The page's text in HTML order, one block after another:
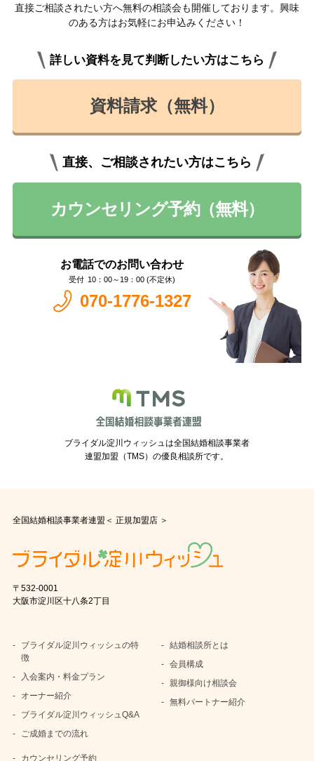
直接ご相談されたい方へ無料の相談会も開催しております。興味
のある方はお気軽にお申込みください！
詳しい資料を見て判断したい方はこちら
資料請求（無料）
直接、ご相談されたい方はこちら
カウンセリング予約（無料）
お電話でのお問い合わせ
10：00～19：00 (不定休)
070-1776-1327
ブライダル淀川ウィッシュは全国結婚相談事業者
連盟加盟（TMS）の優良相談所です。
全国結婚相談事業者連盟＜ 正規加盟店 ＞
〒532-0001
大阪市淀川区十八条2丁目
ブライダル淀川ウィッシュの特
徴
入会案内・料金プラン
オーナー紹介
ブライダル淀川ウィッシュQ&A
ご成婚までの流れ
結婚相談所とは
会員構成
親御様向け相談会
無料パートナー紹介
カウンセリング予約